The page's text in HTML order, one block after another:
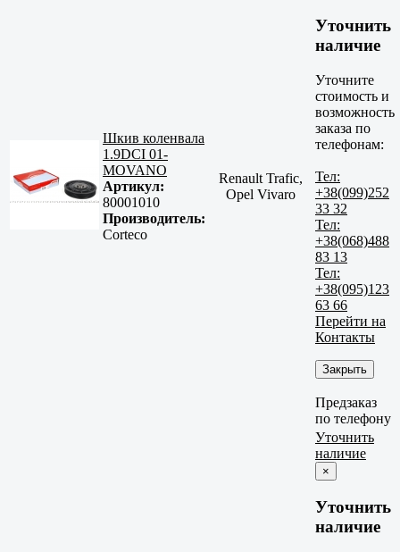
Шкив коленвала
1.9DCI 01-
MOVANO
Артикул:
80001010
Производитель:
Corteco
Renault Trafic,
Opel Vivaro
Уточнить
наличие
Уточните
стоимость и
возможность
заказа по
телефонам:
Тел:
+38(099)252
33 32
Тел:
+38(068)488
83 13
Тел:
+38(095)123
63 66
Перейти на
Контакты
Закрыть
Предзаказ
по телефону
Уточнить
наличие
×
Уточнить
наличие